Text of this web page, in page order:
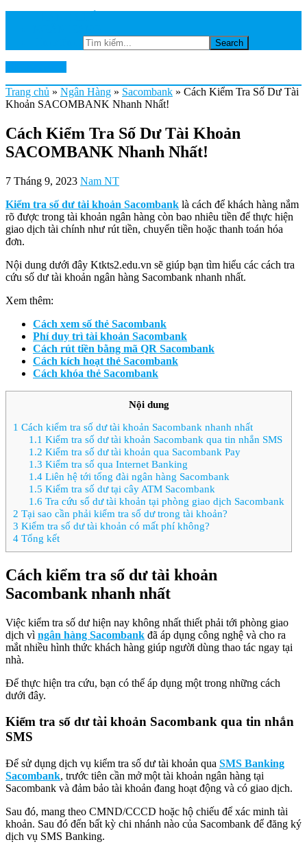
Trang chủ » Ngân Hàng » Sacombank » Cách Kiểm Tra Số Dư Tài
Khoản SACOMBANK Nhanh Nhất!
Cách Kiểm Tra Số Dư Tài Khoản
SACOMBANK Nhanh Nhất!
7 Tháng 9, 2023 Nam NT
Kiểm tra số dư tài khoản Sacombank là cách để khách hàng nắm
rõ được trong tài khoản ngân hàng còn bao nhiêu tiền để thực hiện
giao dịch tài chính như rút tiền, chuyển tiền hoặc thanh toán hóa
đơn.
Nội dung dưới đây Ktkts2.edu.vn sẽ giúp bạn tìm hiểu các cách tra
cứu số dư tài khoản ngân hàng Sacombank nhanh nhất.
Xem thêm:
Cách xem số thẻ Sacombank
Phí duy trì tài khoản Sacombank
Cách rút tiền bằng mã QR Sacombank
Cách kích hoạt thẻ Sacombank
Cách khóa thẻ Sacombank
Nội dung
1 Cách kiểm tra số dư tài khoản Sacombank nhanh nhất
1.1 Kiểm tra số dư tài khoản Sacombank qua tin nhắn SMS
1.2 Kiểm tra số dư tài khoản qua Sacombank Pay
1.3 Kiểm tra số qua Internet Banking
1.4Liên hệ tới tổng đài ngân hàng Sacombank
1.5 Kiểm tra số dư tại cây ATM Sacombank
1.6 Tra cứu số dư tài khoản tại phòng giao dịch Sacombank
2 Tại sao cần phải kiểm tra số dư trong tài khoản?
3 Kiểm tra số dư tài khoản có mất phí không?
4 Tổng kết
Cách kiểm tra số dư tài khoản
Sacombank nhanh nhất
Việc kiểm tra số dư hiện nay không nhất thiết phải tới phòng giao
dịch vì ngân hàng Sacombank đã áp dụng công nghệ và cho ra
mắt nhiều hình thức khách hàng giúp người dùng thao tác ngay tại
nhà.
Để thực hiện tra cứu, bạn có thể áp dụng một trong những cách
dưới đây.
Kiểm tra số dư tài khoản Sacombank qua tin nhắn
SMS
Để sử dụng dịch vụ kiểm tra số dư tài khoản qua SMS Banking
Sacombank, trước tiên cần mở một tài khoản ngân hàng tại
Sacombank và đảm bảo tài khoản đang hoạt động và có giao dịch.
Sau đó, mang theo CMND/CCCD hoặc hộ chiếu để xác minh tài
khoản. Sau đó đến bất kỳ chi nhánh nào của Sacombank để đăng ký
dịch vụ SMS Banking.